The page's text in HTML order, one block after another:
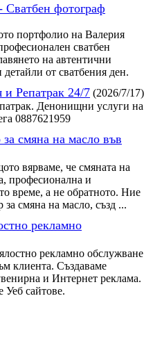
Сватбен фотограф
портфолио на Валерия
сватбен
на автентични
от сватбения ден.
Репатрак 24/7 (2026/7/17)
Денонищни услуги на
0887621959
смяна на масло във
вярваме, че смяната на
професионална и
време, а не обратното. Ние
смяна на масло, създ ...
рекламно
рекламно обслужване
клиента. Създаваме
и Интернет реклама.
сайтове.